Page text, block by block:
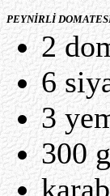
PEYNİRLİ
2
6
3
300